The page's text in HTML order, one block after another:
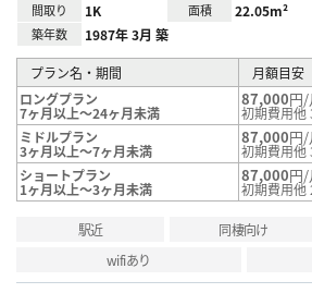
間取り 1K 面積 22.05m²
築年数 1987年 3月 築
プラン名・期間
月額目安
ロングプラン
7ヶ月以上～24ヶ月未満
87,000円/
初期費用他
ミドルプラン
3ヶ月以上～7ヶ月未満
87,000円/
初期費用他
ショートプラン
1ヶ月以上～3ヶ月未満
87,000円/
初期費用他
駅近 同棲向け
wifiあり